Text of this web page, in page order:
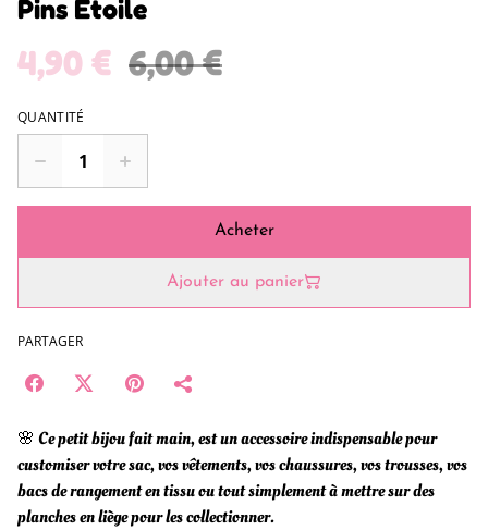
Pins Étoile
4,90 € 6,00 €
QUANTITÉ
Acheter
Ajouter au panier
PARTAGER
🌸 Ce petit bijou fait main, est un accessoire indispensable pour
customiser votre sac, vos vêtements, vos chaussures, vos trousses, vos
bacs de rangement en tissu ou tout simplement à mettre sur des
planches en liège pour les collectionner.